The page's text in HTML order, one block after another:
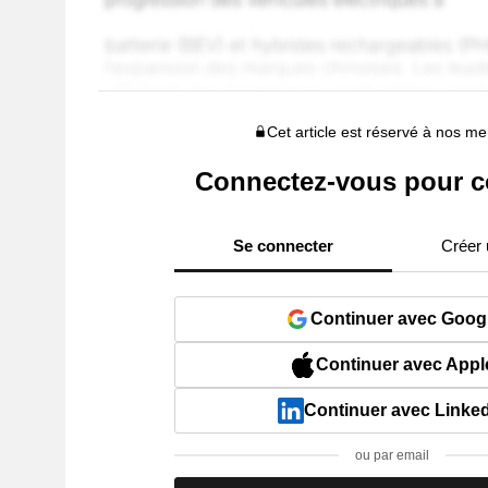
Cet article est réservé à nos
Connectez-vous pour
Se connecter Créer
Continuer avec
Continuer avec
Continuer avec
ou par email